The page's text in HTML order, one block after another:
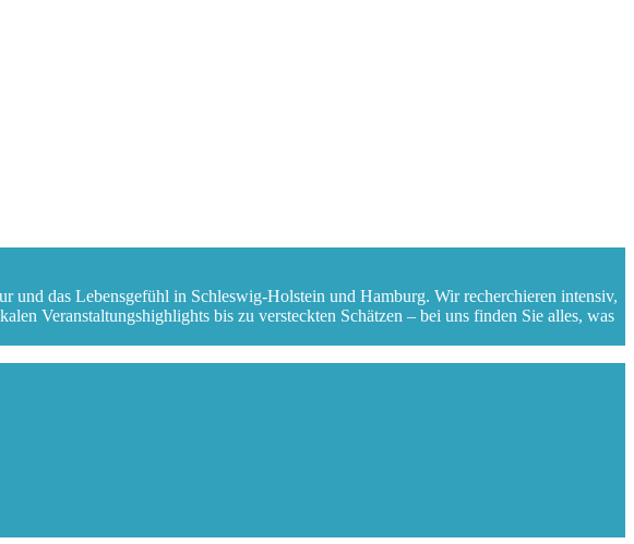
das Lebensgefühl in Schleswig-Holstein und Hamburg. Wir recherchieren intensiv,
Veranstaltungshighlights bis zu versteckten Schätzen – bei uns finden Sie alles, was